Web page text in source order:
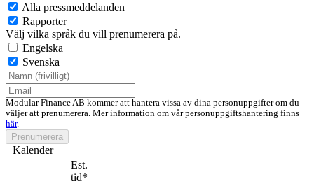
Alla pressmeddelanden
Rapporter
Välj vilka språk du vill prenumerera på.
Engelska
Svenska
Modular Finance AB kommer att hantera vissa av dina personuppgifter om du
väljer att prenumerera. Mer information om vår personuppgiftshantering finns
här.
Prenumerera
Kalender
Est.
tid*